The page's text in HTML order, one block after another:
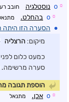
☼
o נוסטלגיה חובב
☼
o בהחלט.
● הסערה הזו היתה
מיקום: הרצליה
כמעט כלום
סערה מרשימה.
הוספת תגובה
☼
o אכן. מתנאל